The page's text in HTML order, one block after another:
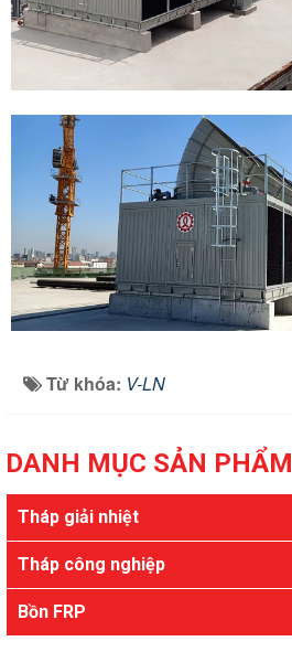
Từ khóa: V-LN
DANH MỤC SẢN PHẨM
Tháp giải nhiệt
Tháp công nghiệp
Bồn FRP